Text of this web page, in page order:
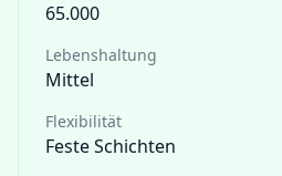
65.000
Lebenshaltung
Mittel
Flexibilität
Feste Schichten